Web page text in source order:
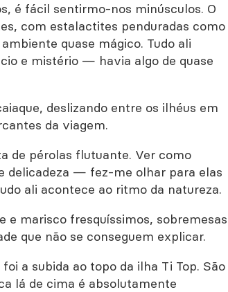
é fácil sentirmo-nos minúsculos. O
com estalactites penduradas como
quase mágico. Tudo ali
e mistério — havia algo de quase
deslizando entre os ilhéus em
da viagem.
de pérolas flutuante. Ver como
— fez-me olhar para elas
ali acontece ao ritmo da natureza.
e marisco fresquíssimos, sobremesas
que não se conseguem explicar.
a subida ao topo da ilha Ti Top. São
lá de cima é absolutamente